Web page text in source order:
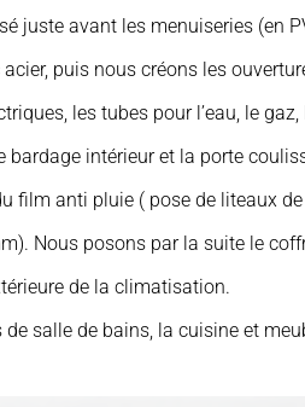
juste avant les menuiseries (en
puis nous créons les
les tubes pour l’eau, le
bardage intérieur et la porte
film anti pluie ( pose de liteaux
Nous posons par la suite le
de la climatisation.
salle de bains, la cuisine et